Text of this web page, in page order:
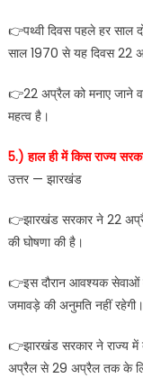
👉पथ्वी दिवस पहले हर साल
साल 1970 से यह दिवस 22
👉22 अप्रैल को मनाए जाने
महत्व है।
5.) हाल ही में किस राज्य
उत्तर — झारखंड
👉झारखंड सरकार ने 22
की घोषणा की है।
👉इस दौरान आवश्यक सेवाओं
जमावड़े की अनुमति नहीं रहेगी।
👉झारखंड सरकार ने राज्य
अप्रैल से 29 अप्रैल तक के लिए